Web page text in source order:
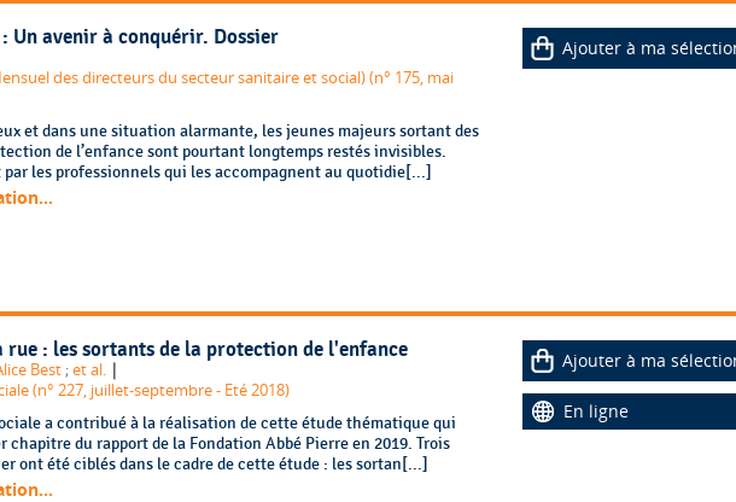
Un avenir à conquérir. Dossier
des directeurs du secteur sanitaire et social) (n° 175, mai
et dans une situation alarmante, les jeunes majeurs sortant des
de l’enfance sont pourtant longtemps restés invisibles.
les professionnels qui les accompagnent au quotidie[...]
Ajouter à ma
rue : les sortants de la protection de l'enfance
Best ;et al. |
(n° 227, juillet-septembre - Eté 2018)
a contribué à la réalisation de cette étude thématique qui
du rapport de la Fondation Abbé Pierre en 2019. Trois
ont été ciblés dans le cadre de cette étude : les sortan[...]
Ajouter à ma
En ligne